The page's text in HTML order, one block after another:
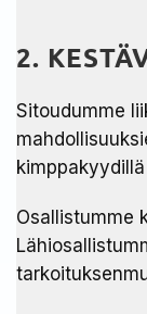
2.
Sitoudumme
Osallistumme